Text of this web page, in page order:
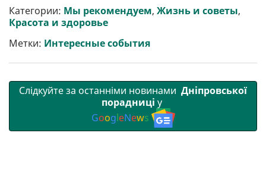
р
и
т
b
o
o
t
e
r
l g
r
m
s
A
r l
Категории: Мы рекомендуем, Жизнь и советы,
Красота и здоровье
Метки: Интересные события
Слідкуйте за останніми новинами Дніпровської
порадниці у
GoogleNews